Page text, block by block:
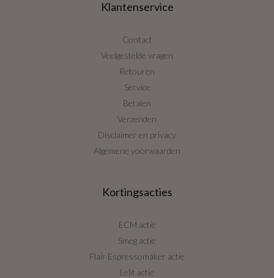
Klantenservice
Contact
Veelgestelde vragen
Retouren
Service
Betalen
Verzenden
Disclaimer en privacy
Algemene voorwaarden
Kortingsacties
ECM actie
Smeg actie
Flair Espressomaker actie
Lelit actie